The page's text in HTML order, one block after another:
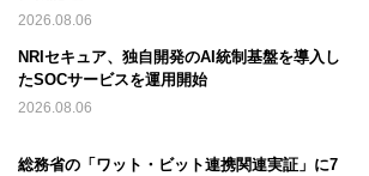
2026.08.06
NRIセキュア、独自開発のAI統制基盤を導入し
たSOCサービスを運用開始
2026.08.06
総務省の「ワット・ビット連携関連実証」に7